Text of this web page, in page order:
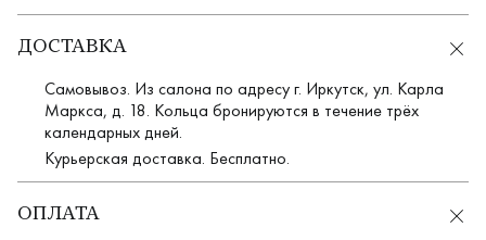
ДОСТАВКА
Самовывоз. Из салона по адресу г. Иркутск, ул. Карла
Маркса, д. 18. Кольца бронируются в течение трёх
календарных дней.
Курьерская доставка. Бесплатно.
ОПЛАТА